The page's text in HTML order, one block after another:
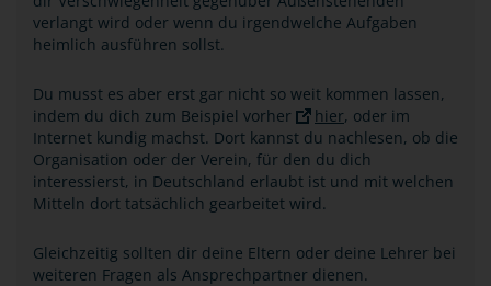
verlangt wird oder wenn du irgendwelche Aufgaben
heimlich ausführen sollst.
Du musst es aber erst gar nicht so weit kommen lassen,
indem du dich zum Beispiel vorher
hier, oder im
Internet kundig machst. Dort kannst du nachlesen, ob die
Organisation oder der Verein, für den du dich
interessierst, in Deutschland erlaubt ist und mit welchen
Mitteln dort tatsächlich gearbeitet wird.
Gleichzeitig sollten dir deine Eltern oder deine Lehrer bei
weiteren Fragen als Ansprechpartner dienen.